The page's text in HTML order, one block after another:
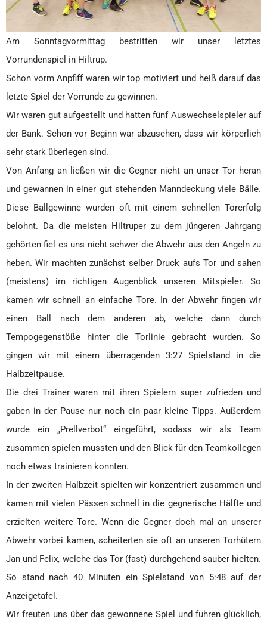
Weibliche Jugend
Weibliche E-Jugend
Minis
Abteilung
Fit und Gesund 1
Fit und Gesund 2
Fit und Gesund 3
Gesund älter werden
Am Sonntagvormittag bestritten wir unser letztes
Vorrundenspiel in Hiltrup.
Schon vorm Anpfiff waren wir top motiviert und heiß darauf das
letzte Spiel der Vorrunde zu gewinnen.
Wir waren gut aufgestellt und hatten fünf Auswechselspieler auf
der Bank. Schon vor Beginn war abzusehen, dass wir körperlich
sehr stark überlegen sind.
Von Anfang an ließen wir die Gegner nicht an unser Tor heran
und gewannen in einer gut stehenden Manndeckung viele Bälle.
Diese Ballgewinne wurden oft mit einem schnellen Torerfolg
belohnt. Da die meisten Hiltruper zu dem jüngeren Jahrgang
gehörten fiel es uns nicht schwer die Abwehr aus den Angeln zu
heben. Wir machten zunächst selber Druck aufs Tor und sahen
(meistens) im richtigen Augenblick unseren Mitspieler. So
kamen wir schnell an einfache Tore. In der Abwehr fingen wir
einen Ball nach dem anderen ab, welche dann durch
Tempogegenstöße hinter die Torlinie gebracht wurden. So
gingen wir mit einem überragenden 3:27 Spielstand in die
Halbzeitpause.
Die drei Trainer waren mit ihren Spielern super zufrieden und
gaben in der Pause nur noch ein paar kleine Tipps. Außerdem
wurde ein „Prellverbot“ eingeführt, sodass wir als Team
zusammen spielen mussten und den Blick für den Teamkollegen
noch etwas trainieren konnten.
In der zweiten Halbzeit spielten wir konzentriert zusammen und
kamen mit vielen Pässen schnell in die gegnerische Hälfte und
erzielten weitere Tore. Wenn die Gegner doch mal an unserer
Abwehr vorbei kamen, scheiterten sie oft an unseren Torhütern
Jan und Felix, welche das Tor (fast) durchgehend sauber hielten.
So stand nach 40 Minuten ein Spielstand von 5:48 auf der
Anzeigetafel.
Wir freuten uns über das gewonnene Spiel und fuhren glücklich,